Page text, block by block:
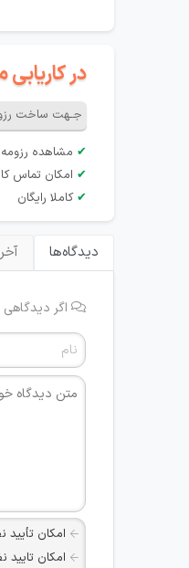
در
جـهت ساخت
✔ مشاهده رزومه
✔ امکان تماس
✔ کاملا رایگان
دیدگاه‌ها
اگر
امکان
امکان تایید